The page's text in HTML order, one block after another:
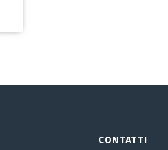
CONTATTI